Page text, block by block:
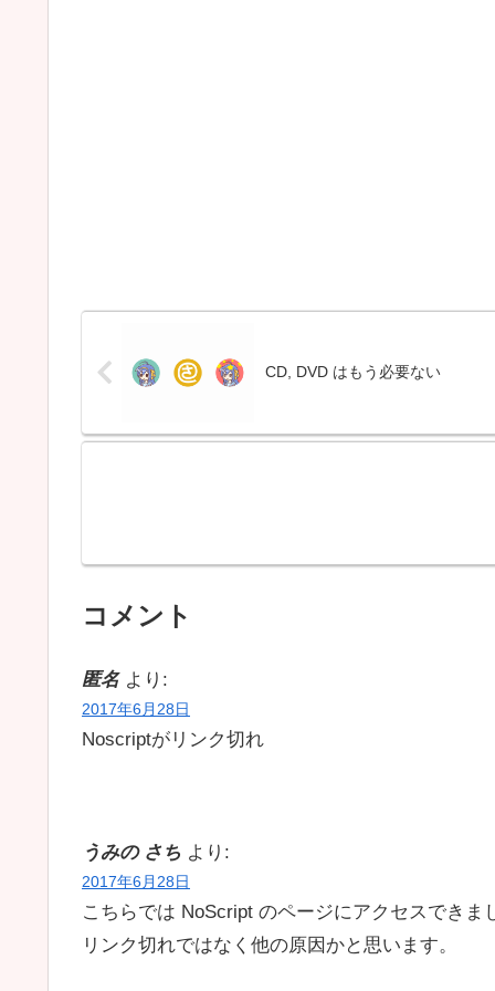
CD, DVD はもう必要ない
コメント
匿名 より:
2017年6月28日
Noscriptがリンク切れ
うみの さち より:
2017年6月28日
こちらでは NoScript のページにアクセスできま
リンク切れではなく他の原因かと思います。